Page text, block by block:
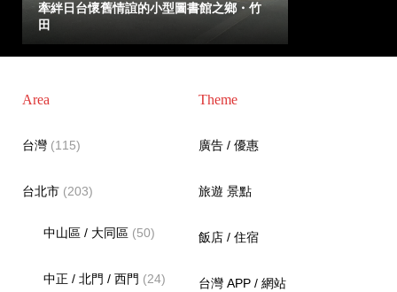
牽絆日台懷舊情誼的小型圖書館之鄉・竹
田
Area
台灣(115)
台北市(203)
中山區 / 大同區 (50)
中正 / 北門 / 西門 (24)
Theme
廣告 / 優惠
旅遊 景點
飯店 / 住宿
台灣 APP / 網站